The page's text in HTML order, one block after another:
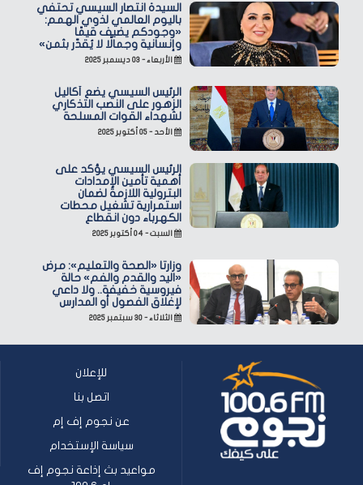
السيدة انتصار السيسي تحتفي
باليوم العالمي لذوي الهمم:
«وجودكم يضيف قيمًا
وإنسانية وجمالًا لا يُقدّر بثمن»
الأربعاء - ٠٣ ديسمبر ٢٠٢٥
الرئيس السيسي يضع أكاليل
الزهور على النصب التذكاري
لشهداء القوات المسلحة
الأحد - ٠٥ أكتوبر ٢٠٢٥
الرئيس السيسي يؤكد على
أهمية تأمين الإمدادات
البترولية اللازمة لضمان
استمرارية تشغيل محطات
الكهرباء دون انقطاع
السبت - ٠٤ أكتوبر ٢٠٢٥
وزارتا «الصحة والتعليم»: مرض
«اليد والقدم والفم» حالة
فيروسية خفيفة.. ولا داعي
لإغلاق الفصول أو المدارس
الثلاثاء - ٣٠ سبتمبر ٢٠٢٥
للإعلان
اتصل بنا
عن نجوم إف إم
سياسة الإستخدام
مواعيد بث إذاعة نجوم إف